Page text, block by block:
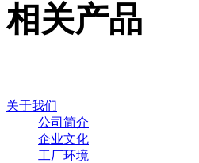
相关产品
关于我们
公司简介
企业文化
工厂环境